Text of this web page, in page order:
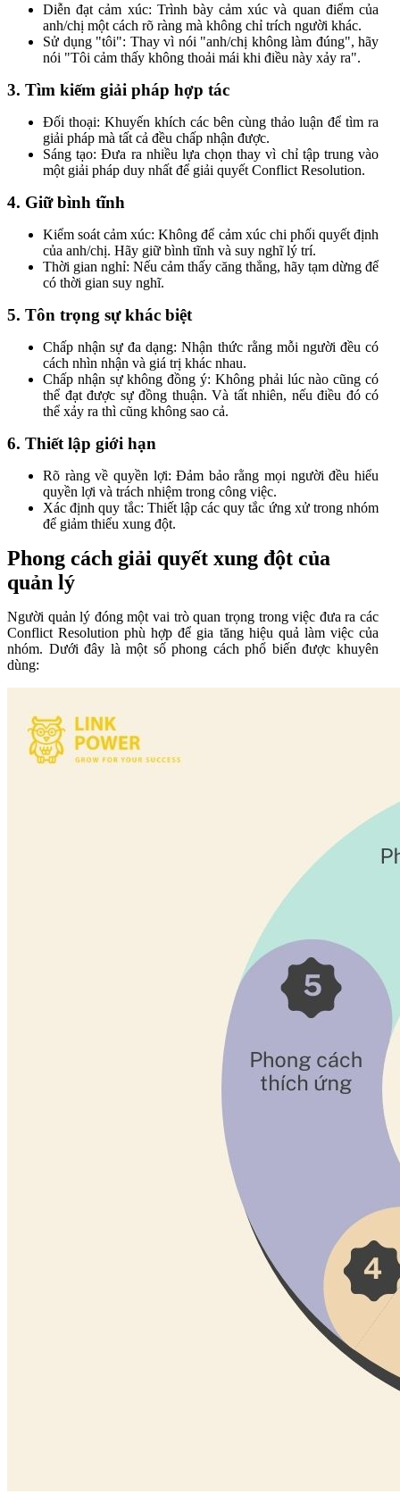
Diễn đạt cảm xúc: Trình bày cảm xúc và quan điểm của
anh/chị một cách rõ ràng mà không chỉ trích người khác.
Sử dụng "tôi": Thay vì nói "anh/chị không làm đúng", hãy
nói "Tôi cảm thấy không thoải mái khi điều này xảy ra".
3. Tìm kiếm giải pháp hợp tác
Đối thoại: Khuyến khích các bên cùng thảo luận để tìm ra
giải pháp mà tất cả đều chấp nhận được.
Sáng tạo: Đưa ra nhiều lựa chọn thay vì chỉ tập trung vào
một giải pháp duy nhất để giải quyết Conflict Resolution.
4. Giữ bình tĩnh
Kiểm soát cảm xúc: Không để cảm xúc chi phối quyết định
của anh/chị. Hãy giữ bình tĩnh và suy nghĩ lý trí.
Thời gian nghỉ: Nếu cảm thấy căng thẳng, hãy tạm dừng để
có thời gian suy nghĩ.
5. Tôn trọng sự khác biệt
Chấp nhận sự đa dạng: Nhận thức rằng mỗi người đều có
cách nhìn nhận và giá trị khác nhau.
Chấp nhận sự không đồng ý: Không phải lúc nào cũng có
thể đạt được sự đồng thuận. Và tất nhiên, nếu điều đó có
thể xảy ra thì cũng không sao cả.
6. Thiết lập giới hạn
Rõ ràng về quyền lợi: Đảm bảo rằng mọi người đều hiểu
quyền lợi và trách nhiệm trong công việc.
Xác định quy tắc: Thiết lập các quy tắc ứng xử trong nhóm
để giảm thiểu xung đột.
Phong cách giải quyết xung đột của
quản lý
Người quản lý đóng một vai trò quan trọng trong việc đưa ra các
Conflict Resolution phù hợp để gia tăng hiệu quả làm việc của
nhóm. Dưới đây là một số phong cách phổ biến được khuyên
dùng: